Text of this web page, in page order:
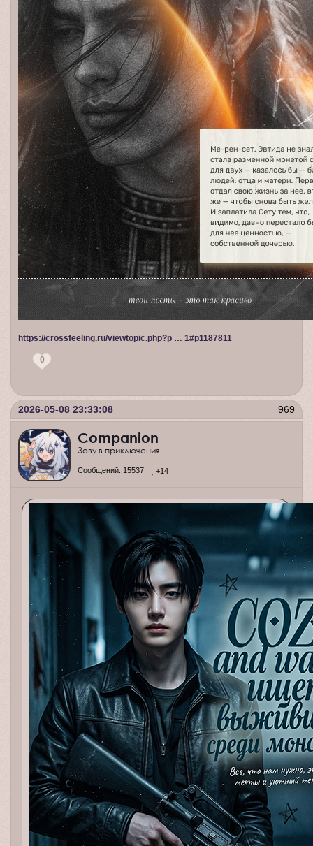
https://crossfeeling.ru/viewtopic.php?p … 1#p1187811
0
969
2026-05-08 23:33:08
Companion
Зову в приключения
Сообщений: 15537 +14